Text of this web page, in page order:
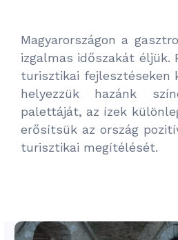
Magyarországon a
izgalmas időszakát éljük.
turisztikai fejlesztéseken
helyezzük hazánk
palettáját, az ízek
erősítsük az ország
turisztikai megítélését.